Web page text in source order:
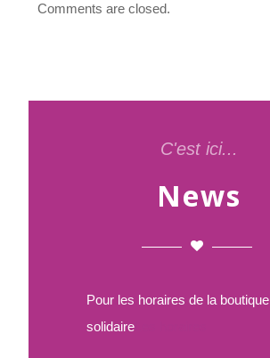
Comments are closed.
C'est ici...
News
Pour les horaires de la boutique
solidaireLes horaires